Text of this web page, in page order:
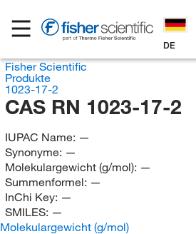
DE
Fisher Scientific
Produkte
1023-17-2
CAS RN 1023-17-2
IUPAC Name: —
Synonyme: —
Molekulargewicht (g/mol): —
Summenformel: —
InChi Key: —
SMILES: —
Molekulargewicht (g/mol)